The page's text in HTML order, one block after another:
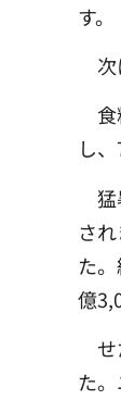
す。
し
さ
た
億
た